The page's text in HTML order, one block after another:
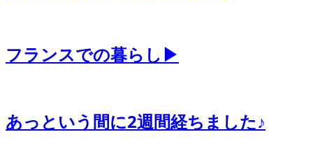
フランスでの暮らし▶
あっという間に2週間経ちました♪